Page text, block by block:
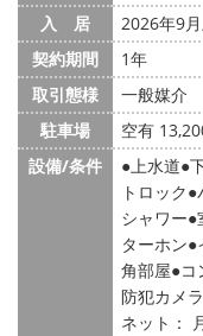
入 居
2026年9
契約期間
1年
取引態様
一般媒介
駐車場
空有
設備/条件
上水道
トロック
シャワー
ターホン
角部屋 コ
防犯カメラ
ネット：